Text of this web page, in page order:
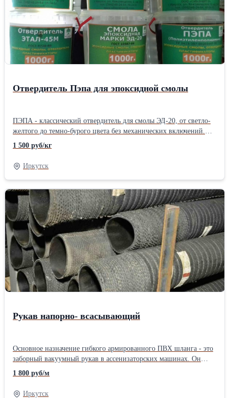
Отвердитель Пэпа для эпоксидной смолы
ПЭПА - классический отвердитель для смолы ЭД-20, от светло-
желтого до темно-бурого цвета без механических включений.
Особенности отвердителя, быстрая полимеризация состава.
Популярен в композиции с ЭД-20 для получения клеевого
состава. Использовать при температуре не ниже + 20 c
Используется в лакокрасочной промышленности, в качестве
сырья при производстве отвердителей эпоксидных смол, в
производстве ионообменных смол и присадок. Так же
применяется в качестве клеев и герметиков, связующих
лакокрасочных декоративных, антикоррозионных, защитных
покрытий (лаки, эмали, шпатлевки).
1 500 руб/кг
Иркутск
Рукав напорно- всасывающий
Основное назначение гибкого армированного ПВХ шланга - это
заборный вакуумный рукав в ассенизаторских машинах. Он
также находит широкое применение в качестве всасывающего
шланга в автоцистернах, напорно-всасывающего рукава для
насосов, мотопомп, при очистке канализации, сточных вод.
1 800 руб/м
Иркутск